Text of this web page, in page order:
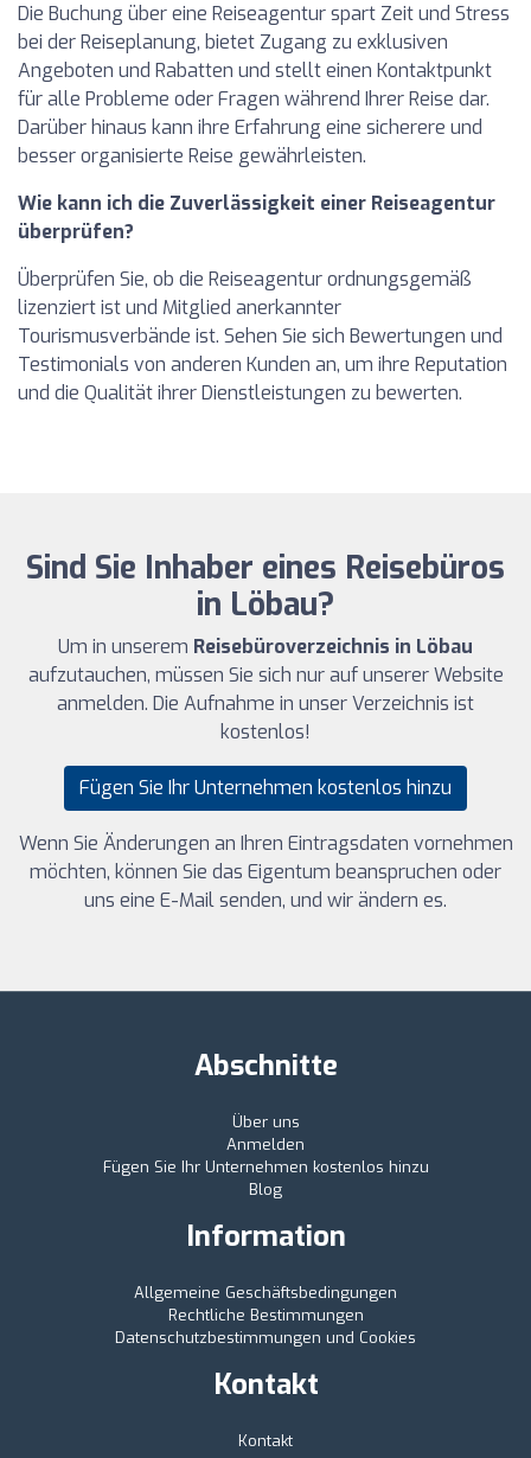
Die Buchung über eine Reiseagentur spart Zeit und Stress
bei der Reiseplanung, bietet Zugang zu exklusiven
Angeboten und Rabatten und stellt einen Kontaktpunkt
für alle Probleme oder Fragen während Ihrer Reise dar.
Darüber hinaus kann ihre Erfahrung eine sicherere und
besser organisierte Reise gewährleisten.
Wie kann ich die Zuverlässigkeit einer Reiseagentur
überprüfen?
Überprüfen Sie, ob die Reiseagentur ordnungsgemäß
lizenziert ist und Mitglied anerkannter
Tourismusverbände ist. Sehen Sie sich Bewertungen und
Testimonials von anderen Kunden an, um ihre Reputation
und die Qualität ihrer Dienstleistungen zu bewerten.
Sind Sie Inhaber eines Reisebüros
in Löbau?
Um in unserem Reisebüroverzeichnis in Löbau
aufzutauchen, müssen Sie sich nur auf unserer Website
anmelden. Die Aufnahme in unser Verzeichnis ist
kostenlos!
Fügen Sie Ihr Unternehmen kostenlos hinzu
Wenn Sie Änderungen an Ihren Eintragsdaten vornehmen
möchten, können Sie das Eigentum beanspruchen oder
uns eine E-Mail senden, und wir ändern es.
Abschnitte
Über uns
Anmelden
Fügen Sie Ihr Unternehmen kostenlos hinzu
Blog
Information
Allgemeine Geschäftsbedingungen
Rechtliche Bestimmungen
Datenschutzbestimmungen und Cookies
Kontakt
Kontakt